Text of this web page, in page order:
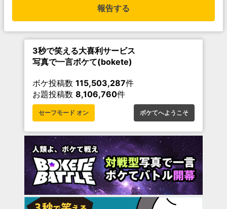
報告する
3秒で笑える大喜利サービス
写真で一言ボケて(bokete)
ボケ投稿数 115,503,287件
お題投稿数 8,106,760件
セーフモード オン ボケてへようこそ